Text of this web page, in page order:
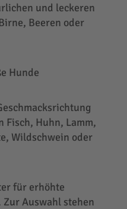
und leckeren
Beeren oder
Hunde
Fisch, Huhn, Lamm,
Wildschwein oder
für erhöhte
Auswahl stehen